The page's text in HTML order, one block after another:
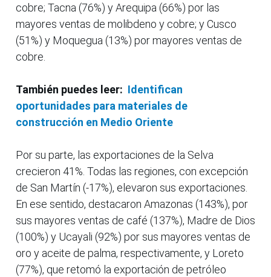
cobre; Tacna (76%) y Arequipa (66%) por las
mayores ventas de molibdeno y cobre; y Cusco
(51%) y Moquegua (13%) por mayores ventas de
cobre.
También puedes leer: Identifican
oportunidades para materiales de
construcción en Medio Oriente
Por su parte, las exportaciones de la Selva
crecieron 41%. Todas las regiones, con excepción
de San Martín (-17%), elevaron sus exportaciones.
En ese sentido, destacaron Amazonas (143%), por
sus mayores ventas de café (137%), Madre de Dios
(100%) y Ucayali (92%) por sus mayores ventas de
oro y aceite de palma, respectivamente, y Loreto
(77%), que retomó la exportación de petróleo